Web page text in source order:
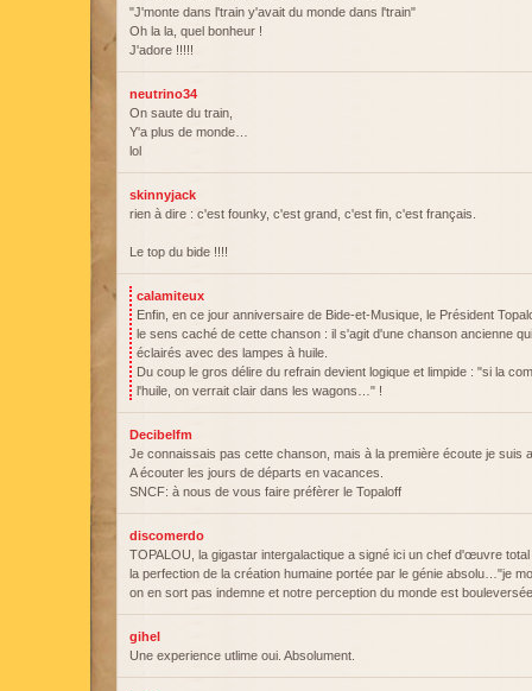
"J'monte dans l'train y'avait du monde dans l'train"
Oh la la, quel bonheur !
J'adore !!!!!
neutrino34
On saute du train,
Y'a plus de monde…
lol
skinnyjack
rien à dire : c'est founky, c'est grand, c'est fin, c'est français.
Le top du bide !!!!
calamiteux
Enfin, en ce jour anniversaire de Bide-et-Musique, le Président
le sens caché de cette chanson : il s'agit d'une chanson ancienne
éclairés avec des lampes à huile.
Du coup le gros délire du refrain devient logique et limpide : "si la
l'huile, on verrait clair dans les wagons…" !
Decibelfm
Je connaissais pas cette chanson, mais à la première écoute je suis
A écouter les jours de départs en vacances.
SNCF: à nous de vous faire préfèrer le Topaloff
discomerdo
TOPALOU, la gigastar intergalactique a signé ici un chef d'œuvre
la perfection de la création humaine portée par le génie absolu…"je
on en sort pas indemne et notre perception du monde est
gihel
Une experience utlime oui. Absolument.